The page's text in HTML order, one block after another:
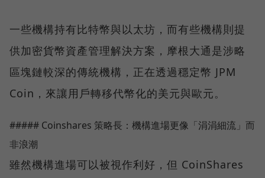
一些機構持有比特幣與以太坊，而有些機構則提
供加密貨幣資產管理解決方案，摩根大通是涉略
區塊鏈較深的傳統機構，正在透過穩定幣 JPM
Coin，來讓用戶轉移代幣化的美元與歐元。
##### Coinshares 策略長：機構進場更像「涓涓細流」而
非浪潮
雖然機構進場可以被視作利好，但 CoinShares